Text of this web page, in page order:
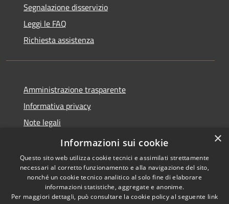
Segnalazione disservizio
Leggi le FAQ
Richiesta assistenza
Amministrazione trasparente
Informativa privacy
Note legali
Dichiarazione di accessibilità
Copyright © 2026 • Comune di
×
Informazioni sui cookie
Questo sito web utilizza cookie tecnici e assimilati strettamente
necessari al corretto funzionamento e alla navigazione del sito,
nonché un cookie tecnico analitico al solo fine di elaborare
informazioni statistiche, aggregate e anonime.
Per maggiori dettagli, può consultare la cookie policy al seguente link